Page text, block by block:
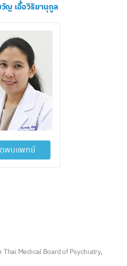
เอื้อวิริยานุกูล
พบแพทย์
Medical Board of Psychiatry,